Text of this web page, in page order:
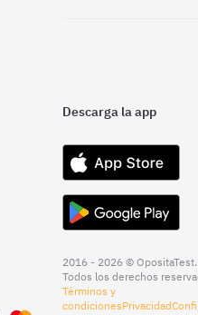
Descarga la app
2016 - 2026 © OpositaTest.
Todos los derechos
Términos y
condicionesPrivacidad